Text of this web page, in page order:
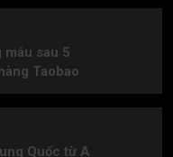
máu sau 5
Taobao
Quốc từ A